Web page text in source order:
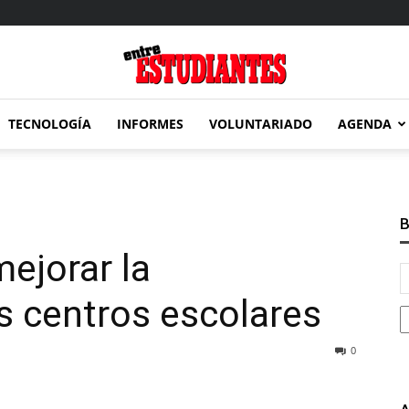
TECNOLOGÍA INFORMES VOLUNTARIADO AGENDA
la
centros escolares
0